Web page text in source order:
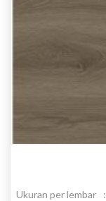
Ukuran per lembar :